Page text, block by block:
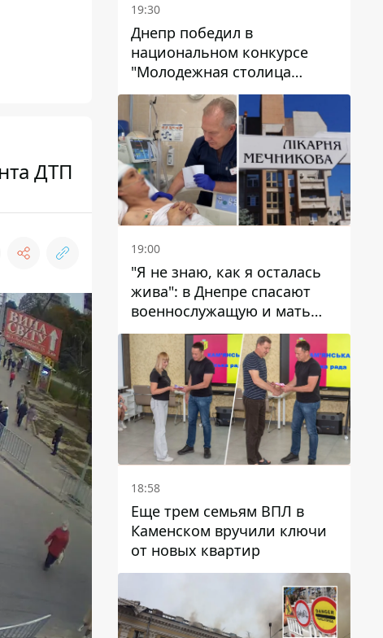
ДТП
19:30
Днепр победил в
национальном конкурсе
"Молодежная столица
Украины – 2026"
19:00
"Я не знаю, как я осталась
жива": в Днепре спасают
военнослужащую и мать
четверых детей, которую
ранил КАБ
18:58
Еще трем семьям ВПЛ в
Каменском вручили ключи
от новых квартир